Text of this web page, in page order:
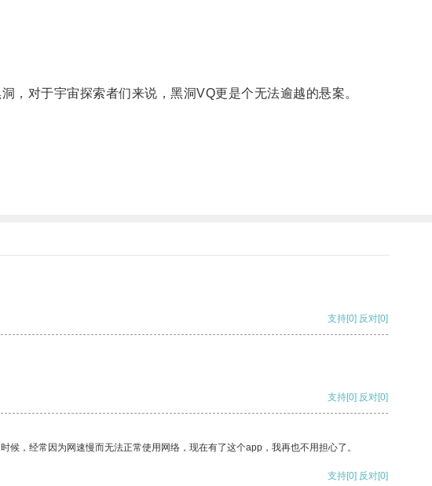
对于宇宙探索者们来说，黑洞VQ更是个无法逾越的悬案。
支持[0] 反对[0]
支持[0] 反对[0]
，经常因为网速慢而无法正常使用网络，现在有了这个app，我再也不用担心了。
支持[0] 反对[0]